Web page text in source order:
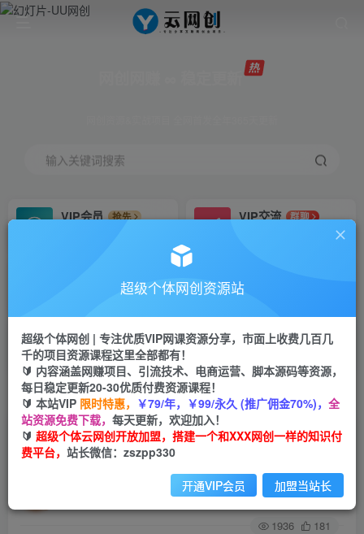
输入关键词搜索
VIP会员
抢先
VIP交流
群聊
研究探讨更多创业项目路子。
会员专属推广链接
招募站长
挂机
项目
脚本卡密
APP下载
GO
首页 创业课程 会员免费 正文
不拍视频不直播如何做好本地生活，个人快速入局
本地生活必学课
关注 私信
1936 181
超级个体网创资源站
超级个体网创 | 专注优质VIP网课资源分享，市面上收费几百几
千的项目资源课程这里全部都有！
🔰 内容涵盖网赚项目、引流技术、电商运营、脚本源码等资源，
每日稳定更新20-30优质付费资源课程！
🔰 本站VIP 限时特惠， ￥79/年，￥99/永久 (推广佣金70%)， 全
站资源免费下载， 每天更新，欢迎加入！
🔰 超级个体云网创开放加盟，搭建一个和XXX网创一样的知识付
费平台， 站长微信：zszpp330
开通VIP会员 加盟当站长